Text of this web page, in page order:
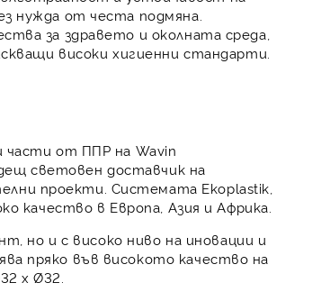
нужда от честа подмяна.
за здравето и околната среда,
високи хигиенни стандарти.
части от ППР на Wavin
световен доставчик на
проекти. Системата Ekoplastik
качество в Европа, Азия и Африка.
но и с високо ниво на иновации и
пряко във високото качество на
x Ø32.